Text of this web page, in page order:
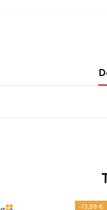
-13,99 €